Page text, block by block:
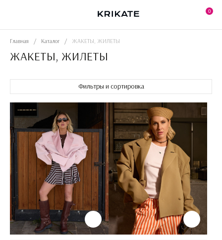
content
0
Главная / Каталог / ЖАКЕТЫ, ЖИЛЕТЫ
ЖАКЕТЫ, ЖИЛЕТЫ
Фильтры и сортировка